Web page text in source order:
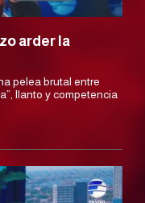
arder la
pelea brutal entre
llanto y competencia